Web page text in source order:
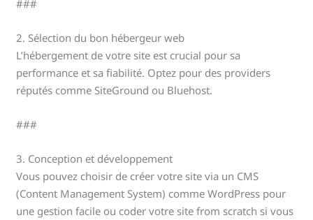
###
2. Sélection du bon hébergeur web
L’hébergement de votre site est crucial pour sa
performance et sa fiabilité. Optez pour des providers
réputés comme SiteGround ou Bluehost.
###
3. Conception et développement
Vous pouvez choisir de créer votre site via un CMS
(Content Management System) comme WordPress pour
une gestion facile ou coder votre site from scratch si vous